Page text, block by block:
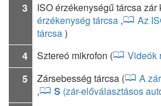
3
ISO érzékenységű tárcsa zár
érzékenység tárcsa ,
Az
tárcsa)
4
Sztereó mikrofon ( Videók
5
Zársebesség tárcsa (
A
,
S (zár-előválasztásos